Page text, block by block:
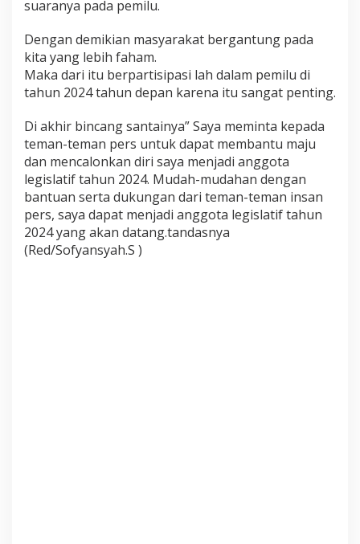
suaranya pada pemilu.
Dengan demikian masyarakat bergantung pada
kita yang lebih faham.
Maka dari itu berpartisipasi lah dalam pemilu di
tahun 2024 tahun depan karena itu sangat penting.
Di akhir bincang santainya” Saya meminta kepada
teman-teman pers untuk dapat membantu maju
dan mencalonkan diri saya menjadi anggota
legislatif tahun 2024. Mudah-mudahan dengan
bantuan serta dukungan dari teman-teman insan
pers, saya dapat menjadi anggota legislatif tahun
2024 yang akan datang.tandasnya
(Red/Sofyansyah.S )